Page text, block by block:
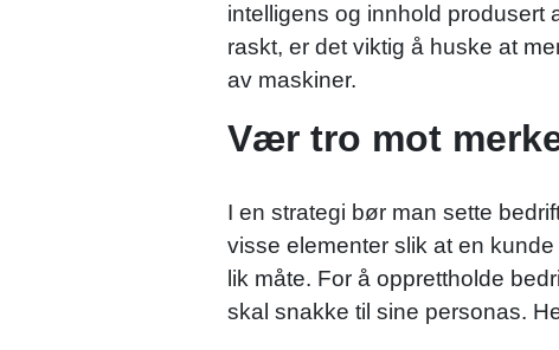
intelligens og innhold produsert
raskt, er det viktig å huske at
av maskiner.
Vær tro mot
I en strategi bør man sette
visse elementer slik at en
lik måte. For å opprettholde
skal snakke til sine personas.